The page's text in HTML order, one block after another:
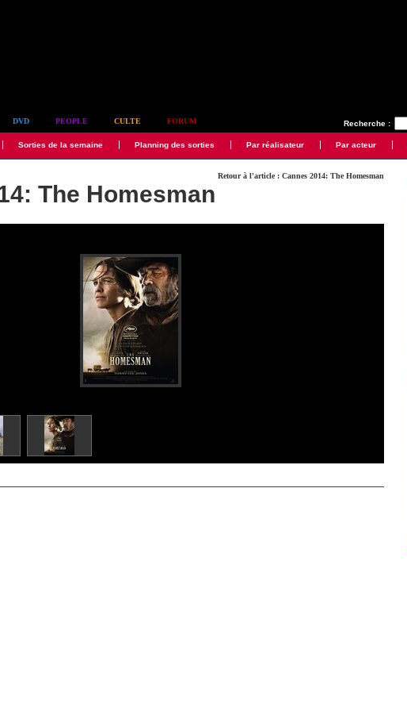
Recherche :
DVD PEOPLE CULTE FORUM
Sorties de la semaine Planning des sorties Par réalisateur Par acteur
Retour à l'article : Cannes 2014: The Homesman
The Homesman